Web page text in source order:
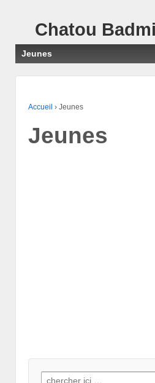
Chatou
Jeunes
Accueil › Jeunes
Jeunes
Recherche